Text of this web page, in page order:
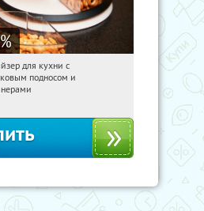
%
Получили:
для кухни с
подносом и